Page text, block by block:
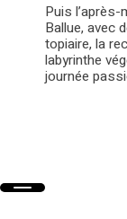
Puis
Ballue, avec
topiaire, la
labyrinthe
journée